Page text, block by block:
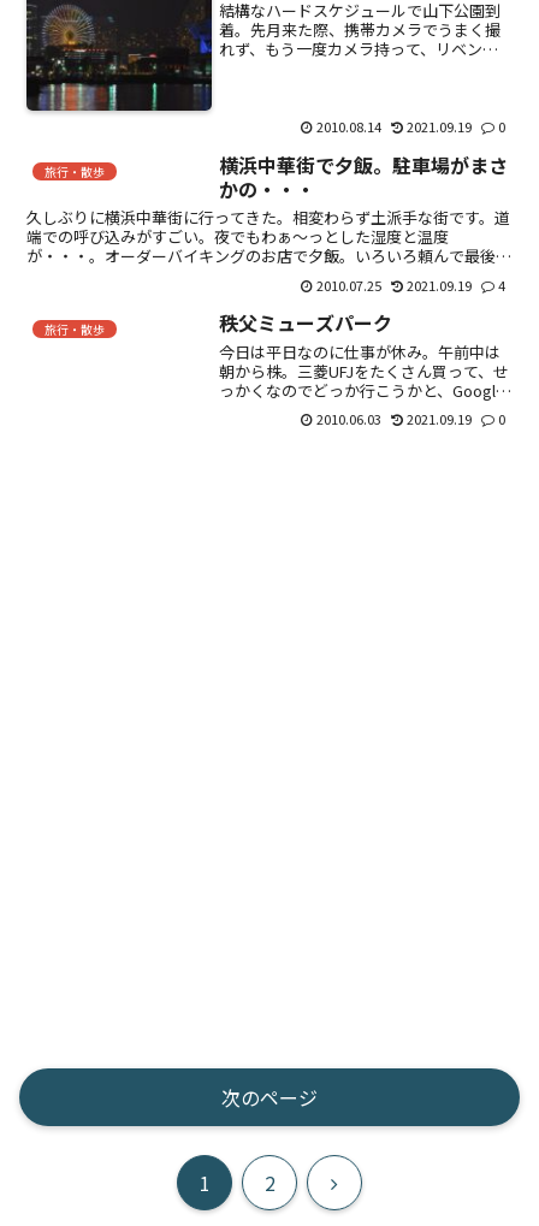
結構なハードスケジュールで山下公園到
着。先月来た際、携帯カメラでうまく撮
れず、もう一度カメラ持って、リベンジ
ンジ色の空に。船派手な街...
2010.08.14 2021.09.19 0
旅行・散歩
横浜中華街で夕飯。駐車場がまさ
かの・・・
久しぶりに横浜中華街に行ってきた。相変わらず土派手な街です。道
端での呼び込みがすごい。夜でもわぁ～っとした湿度と温度
が・・・。オーダーバイキングのお店で夕飯。いろいろ頼んで最後ま
で食べきれずに閉店時間。やっぱり冷凍食品とは違って、揚げ物も
2010.07.25 2021.09.19 4
旅行・散歩 秩父ミューズパーク
今日は平日なのに仕事が休み。午前中は
朝から株。三菱UFJをたくさん買って、せ
っかくなのでどっか行こうかと、Google
マップをグルグル。何となく秩父に決
定。12時に出発して、平日の割りに渋滞
2010.06.03 2021.09.19 0
次のページ
1 2
次